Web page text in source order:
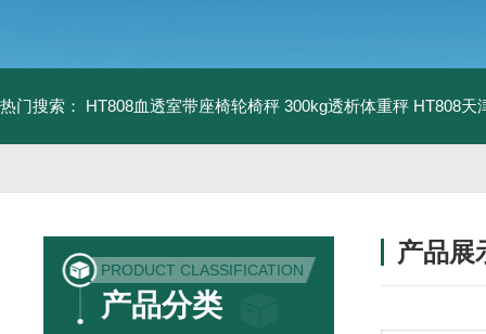
热门搜索： HT808血透室带座椅轮椅秤 300kg透析体重秤 HT808天
PRODUCT CLASSIFICATION
产品分类
产品展